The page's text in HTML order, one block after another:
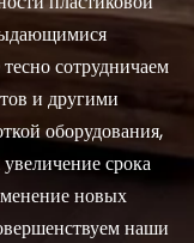
сотрудничаем
и другими
оборудования,
срока
новых
наши